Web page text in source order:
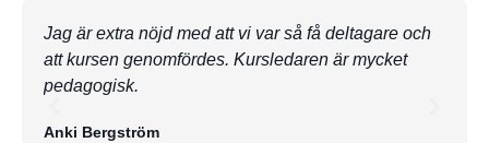
Jag är extra nöjd med att vi var så få deltagare och
att kursen genomfördes. Kursledaren är mycket
pedagogisk.
Anki Bergström